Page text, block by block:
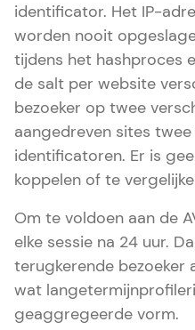
identificator. Het IP-
worden nooit
tijdens het hashproces
de salt per website
bezoeker op twee
aangedreven sites
identificatoren. Er is
koppelen of te
Om te voldoen aan de
elke sessie na 24 uur.
terugkerende bezoeker
wat
geaggregeerde vorm.